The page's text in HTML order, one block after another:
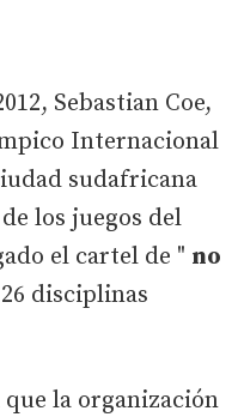
Sebastian Coe,
Internacional
sudafricana
los juegos del
el cartel de " no
disciplinas
la organización